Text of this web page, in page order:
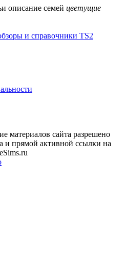
описание семей цветущие
и справочники TS2
материалов сайта разрешено
и прямой активной ссылки на